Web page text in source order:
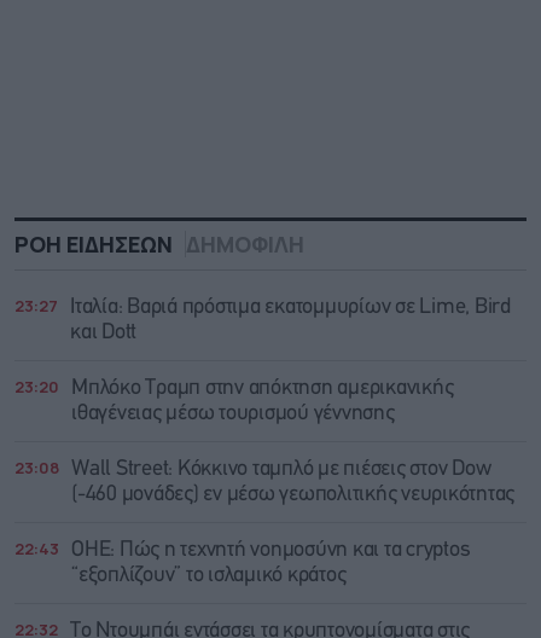
ΡΟΗ ΕΙΔΗΣΕΩΝ ΔΗΜΟΦΙΛΗ
23:27
Ιταλία: Βαριά πρόστιμα εκατομμυρίων σε Lime, Bird
και Dott
23:20
Μπλόκο Τραμπ στην απόκτηση αμερικανικής
ιθαγένειας μέσω τουρισμού γέννησης
23:08
Wall Street: Κόκκινο ταμπλό με πιέσεις στον Dow
(-460 μονάδες) εν μέσω γεωπολιτικής νευρικότητας
22:43
ΟΗΕ: Πώς η τεχνητή νοημοσύνη και τα cryptos
“εξοπλίζουν” το ισλαμικό κράτος
22:32 Το Ντουμπάι εντάσσει τα κρυπτονομίσματα στις